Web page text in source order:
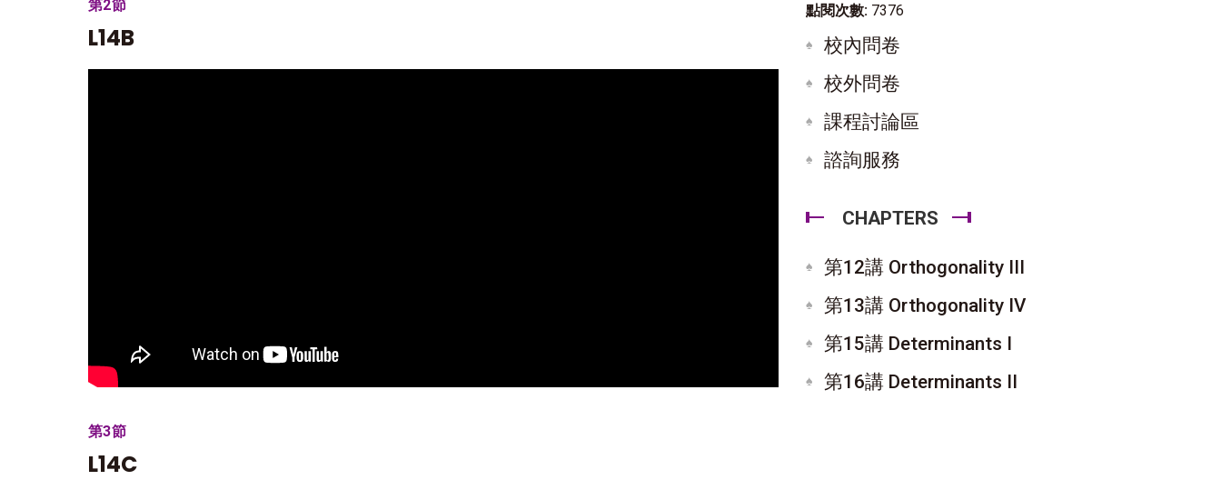
第2節
L14B
第3節
L14C
點閱次數: 7376
校內問卷
校外問卷
課程討論區
諮詢服務
CHAPTERS
第12講 Orthogonality III
第13講 Orthogonality IV
第15講 Determinants I
第16講 Determinants II